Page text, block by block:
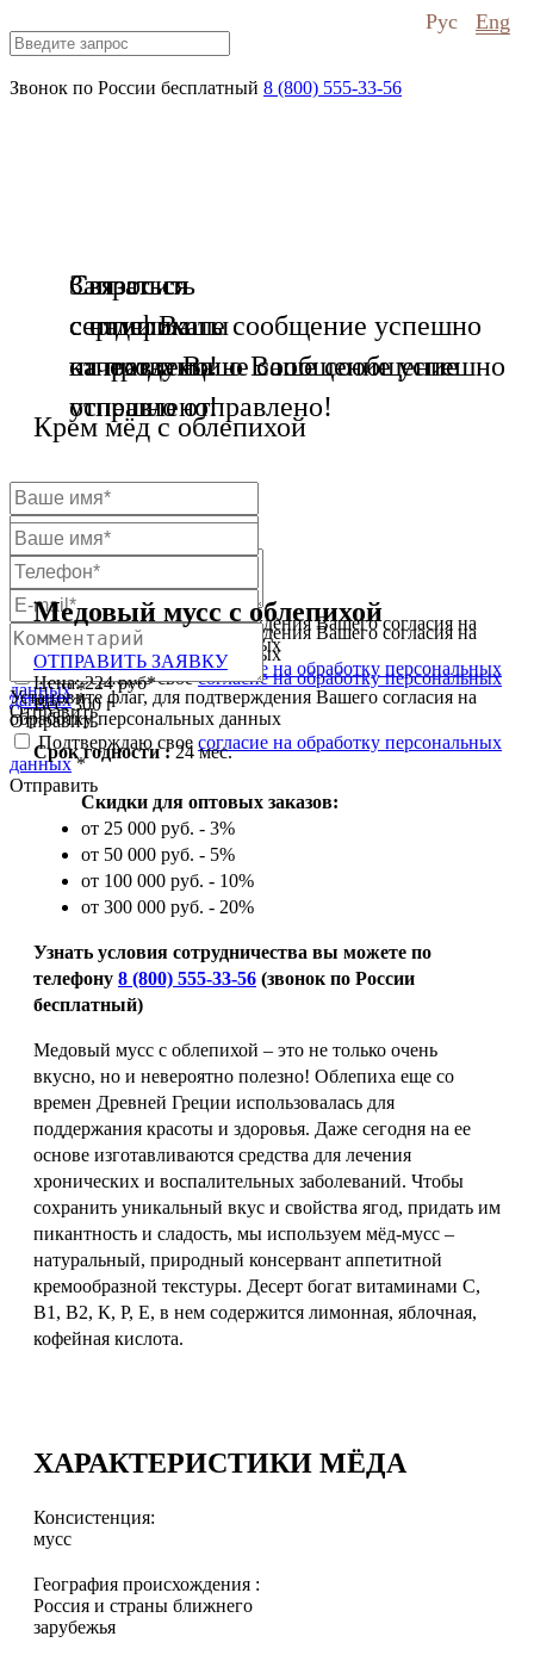
Связаться
с нами Ваше сообщение успешно
отправлено!
Установите флаг, для подтверждения Вашего согласия на
обработку персональных данных
Подтверждаю своесогласие на обработку персональных
данных *
Отправить
Запросить
сертификаты
на продукцию Ваше сообщение
успешно отправлено!
Установите флаг, для подтверждения Вашего согласия на
обработку персональных данных
Подтверждаю своесогласие на обработку персональных
данных *
Отправить
Связаться
с отделом
качества Ваше сообщение успешно
отправлено!
Установите флаг, для подтверждения Вашего согласия на
обработку персональных данных
Подтверждаю свое согласие на обработку персональных
данных *
Отправить
Звонок по России бесплатный 8 (800) 555-33-56
Рус Eng
Крем мёд с облепихой
Медовый мусс с облепихой
ОТПРАВИТЬ ЗАЯВКУ
Цена: 224 руб*
Вес: 300 г
Срок годности :24 мес.
Скидки для оптовых заказов:
от 25 000 руб. - 3%
от 50 000 руб. - 5%
от 100 000 руб. - 10%
от 300 000 руб. - 20%
Узнать условия сотрудничества вы можете по
телефону 8 (800) 555-33-56 (звонок по России
бесплатный)
Медовый мусс с облепихой – это не только очень
вкусно, но и невероятно полезно! Облепиха еще со
времен Древней Греции использовалась для
поддержания красоты и здоровья. Даже сегодня на ее
основе изготавливаются средства для лечения
хронических и воспалительных заболеваний. Чтобы
сохранить уникальный вкус и свойства ягод, придать им
пикантность и сладость, мы используем мёд-мусс –
натуральный, природный консервант аппетитной
кремообразной текстуры. Десерт богат витаминами С,
В1, В2, К, Р, Е, в нем содержится лимонная, яблочная,
кофейная кислота.
ХАРАКТЕРИСТИКИ МЁДА
Консистенция:
мусс
География происхождения :
Россия и страны ближнего
зарубежья